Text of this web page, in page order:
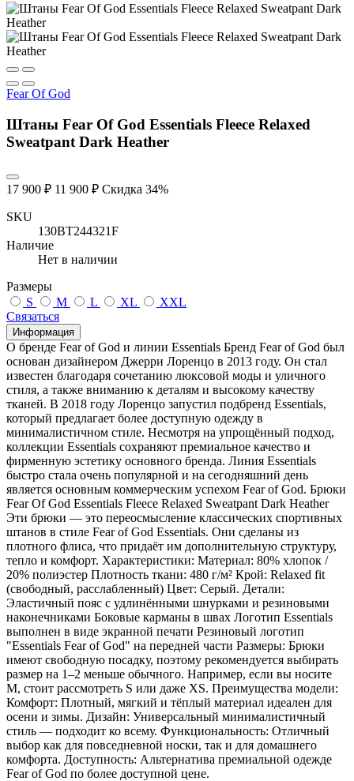
Fear Of God
Штаны Fear Of God Essentials Fleece Relaxed
Sweatpant Dark Heather
17 900 ₽ 11 900 ₽ Скидка 34%
SKU
130BT244321F
Наличие
Нет в наличии
Размеры
S
M L XL
XXL
Связаться
Информация
О бренде Fear of God и линии Essentials Бренд Fear of God был
основан дизайнером Джерри Лоренцо в 2013 году. Он стал
известен благодаря сочетанию люксовой моды и уличного
стиля, а также вниманию к деталям и высокому качеству
тканей. В 2018 году Лоренцо запустил подбренд Essentials,
который предлагает более доступную одежду в
минималистичном стиле. Несмотря на упрощённый подход,
коллекции Essentials сохраняют премиальное качество и
фирменную эстетику основного бренда. Линия Essentials
быстро стала очень популярной и на сегодняшний день
является основным коммерческим успехом Fear of God. Брюки
Fear Of God Essentials Fleece Relaxed Sweatpant Dark Heather
Эти брюки — это переосмысление классических спортивных
штанов в стиле Fear of God Essentials. Они сделаны из
плотного флиса, что придаёт им дополнительную структуру,
тепло и комфорт. Характеристики: Материал: 80% хлопок /
20% полиэстер Плотность ткани: 480 г/м² Крой: Relaxed fit
(свободный, расслабленный) Цвет: Серый. Детали:
Эластичный пояс с удлинёнными шнурками и резиновыми
наконечниками Боковые карманы в швах Логотип Essentials
выполнен в виде экранной печати Резиновый логотип
"Essentials Fear of God" на передней части Размеры: Брюки
имеют свободную посадку, поэтому рекомендуется выбирать
размер на 1–2 меньше обычного. Например, если вы носите
M, стоит рассмотреть S или даже XS. Преимущества модели:
Комфорт: Плотный, мягкий и тёплый материал идеален для
осени и зимы. Дизайн: Универсальный минималистичный
стиль — подходит ко всему. Функциональность: Отличный
выбор как для повседневной носки, так и для домашнего
комфорта. Доступность: Альтернатива премиальной одежде
Fear of God по более доступной цене.